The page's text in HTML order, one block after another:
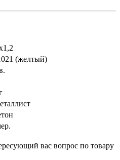
(желтый)
вас вопрос по товару